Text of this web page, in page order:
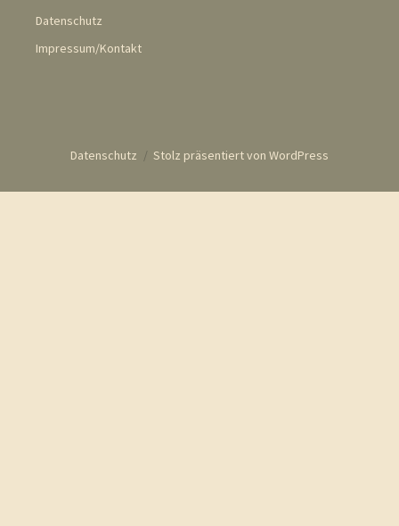
Datenschutz
Impressum/Kontakt
Datenschutz Stolz präsentiert von WordPress